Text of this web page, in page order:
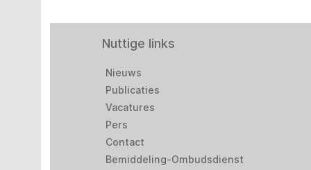
Nuttige links
Nieuws
Publicaties
Vacatures
Pers
Contact
Bemiddeling-Ombudsdienst